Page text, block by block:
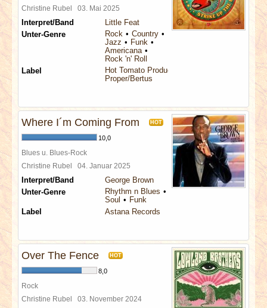
Christine Rubel 03. Mai 2025
Interpret/Band
Little Feat
Unter-Genre
Rock
Country
Jazz
Funk
Americana
Rock 'n' Roll
Label
Hot Tomato Productions
Proper/Bertus
Where I´m Coming From HOT
10,0
Blues u. Blues-Rock
Christine Rubel 04. Januar 2025
Interpret/Band
George Brown
Unter-Genre
Rhythm n Blues
Soul
Funk
Label
Astana Records
Over The Fence HOT
8,0
Rock
Christine Rubel 03. November 2024